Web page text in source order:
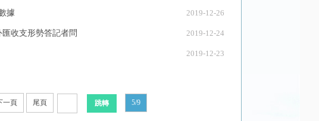
據 2019-12-26
收支形勢答記者問 2019-12-24
2019-12-23
一頁 尾頁 5/9